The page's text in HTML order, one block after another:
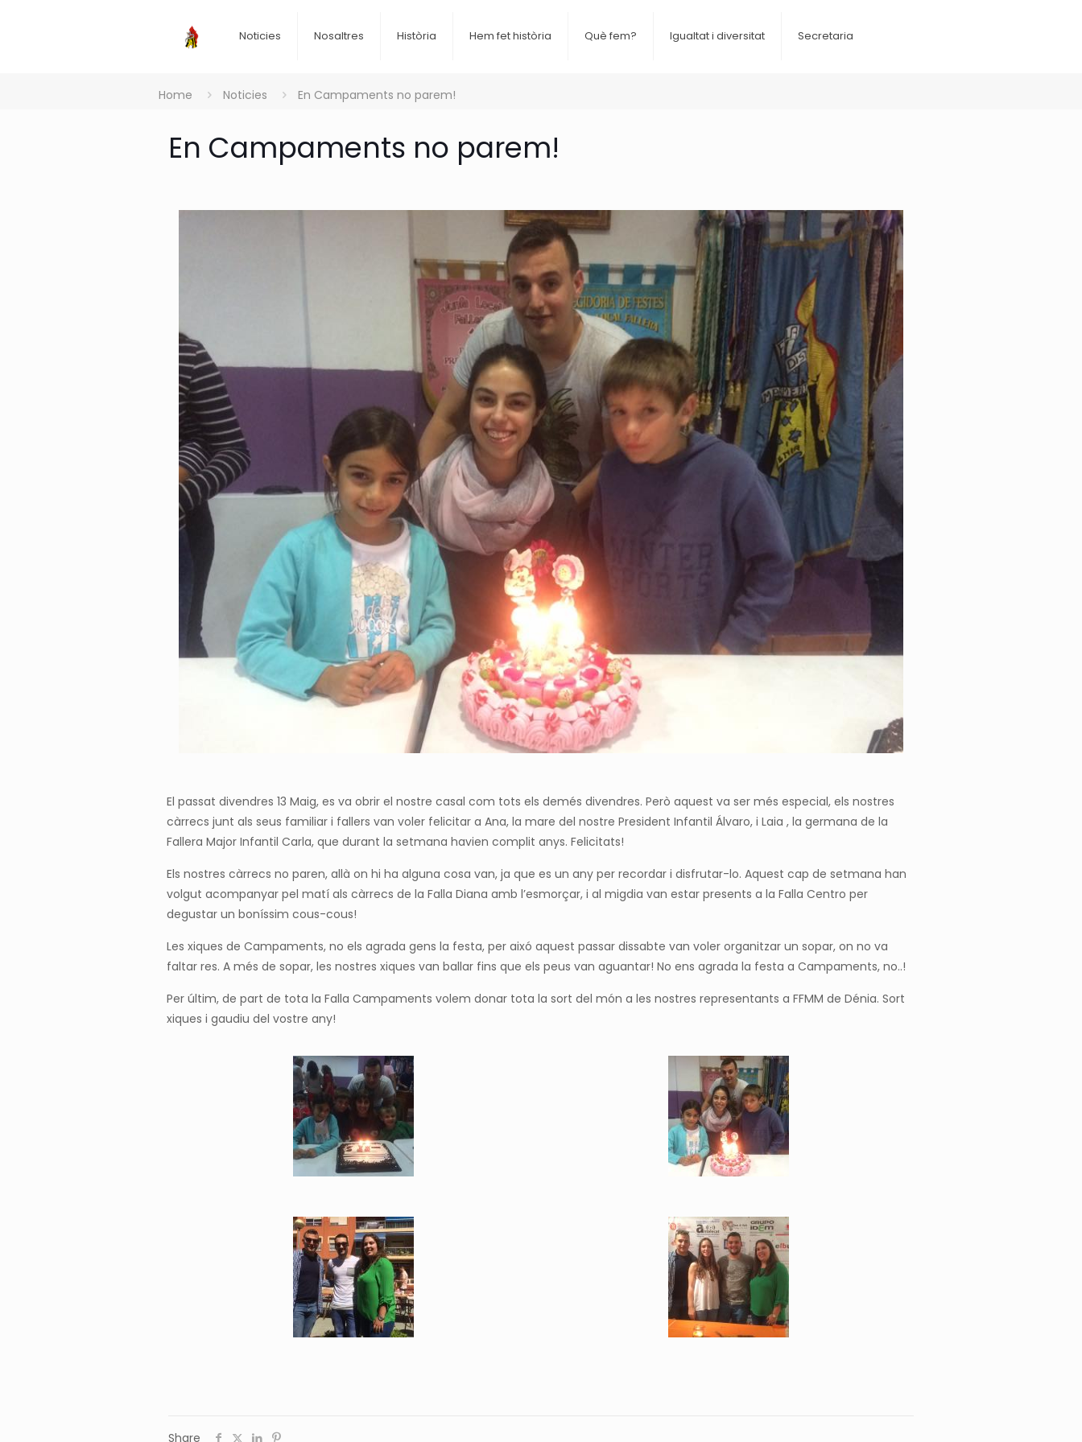
Noticies Nosaltres Història Hem fet història Què fem? Igualtat i diversitat Secretaria
Home Noticies En Campaments no parem!
En Campaments no parem!
El passat divendres 13 Maig, es va obrir el nostre casal com tots els demés divendres. Però aquest va ser més especial, els nostres
càrrecs junt als seus familiar i fallers van voler felicitar a Ana, la mare del nostre President Infantil Álvaro, i Laia , la germana de la
Fallera Major Infantil Carla, que durant la setmana havien complit anys. Felicitats!
Els nostres càrrecs no paren, allà on hi ha alguna cosa van, ja que es un any per recordar i disfrutar-lo. Aquest cap de setmana han
volgut acompanyar pel matí als càrrecs de la Falla Diana amb l’esmorçar, i al migdia van estar presents a la Falla Centro per
degustar un boníssim cous-cous!
Les xiques de Campaments, no els agrada gens la festa, per aixó aquest passar dissabte van voler organitzar un sopar, on no va
faltar res. A més de sopar, les nostres xiques van ballar fins que els peus van aguantar! No ens agrada la festa a Campaments, no..!
Per últim, de part de tota la Falla Campaments volem donar tota la sort del món a les nostres representants a FFMM de Dénia. Sort
xiques i gaudiu del vostre any!
Share